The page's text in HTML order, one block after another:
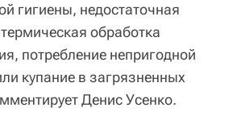
гигиены, недостаточная
обработка
потребление непригодной
купание в загрязненных
Денис Усенко.